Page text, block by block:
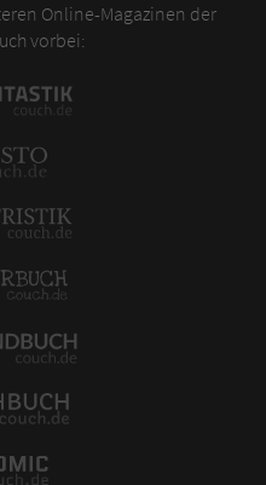
Online-Magazinen der
vorbei: